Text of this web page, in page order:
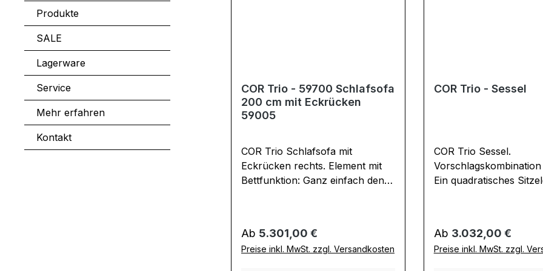
Produkte
SALE
Lagerware
Service
Mehr erfahren
Kontakt
COR Trio - 59700 Schlafsofa
200 cm mit Eckrücken
59005
COR Trio Schlafsofa mit
Eckrücken rechts. Element mit
Bettfunktion: Ganz einfach den
den aufgelegten Eckrücken
entsteht eine Sofaoptik. Stellen
Regulärer Preis:
Ab 5.301,00 €
Preise inkl. MwSt. zzgl. Versandkosten
COR Trio - Sessel
COR Trio Sessel.
Ein quadratisches
Polstermöbel selbst
und wählen Sie aus
Regulärer Preis:
Ab 3.032,00 €
Preise inkl. MwSt. zzgl.